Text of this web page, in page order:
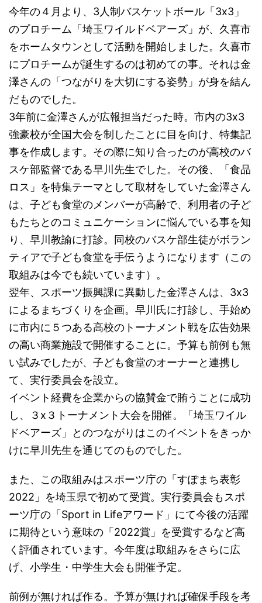
今年の４月より、3人制バスケットボール「3x3」
のプロチーム「埼玉ワイルドベアーズ」が、久喜市
をホームタウンとして活動を開始しました。久喜市
にプロチームが誕生するのは初めての事。それは金
澤さんの「つながりを大切にする姿勢」が身を結ん
だものでした。
3年前に金澤さんが広報担当だった時。市内の3x3
強豪校が全国大会を制したことに目を向け、特集記
事を作成します。その際に知り合ったのが高校のバ
スケ部監督である早川先生でした。その後、「食品
ロス」を特集テーマとして取材をしていた金澤さん
は、子ども食堂のメンバーが高齢で、利用者の子ど
もたちとのコミュニケーションに悩んでいる事を知
り、早川教諭に打診。同校のバスケ部生徒がボラン
ティアで子ども食堂を手伝うようになります（この
取組みは今でも続いています）。
翌年、スポーツ振興課に異動した金澤さんは、3x3
によるまちづくりを企画。早川氏に打診し、手始め
に市内に５つある高校のトーナメント戦を広告効果
の高い商業施設で開催することに。予算も前例も無
い試みでしたが、子ども食堂のオーナーと連携し
て、実行委員会を設立。
イベント経費を企業からの協賛金で賄うことに成功
し、３x３トーナメント大会を開催。「埼玉ワイル
ドベアーズ」とのつながりはこのイベントをきっか
けに早川先生を通じてのものでした。
また、この取組みはスポーツ庁の「すぽまち表彰
2022」を埼玉県で初めて受賞。実行委員会もスポ
ーツ庁の「Sport in Lifeアワード」にて今後の活躍
に期待という意味の「2022賞」を受賞するなど高
く評価されています。今年度は取組みをさらに広
げ、小学生・中学生大会も開催予定。
前例が無ければ作る。予算が無ければ確保手段を考